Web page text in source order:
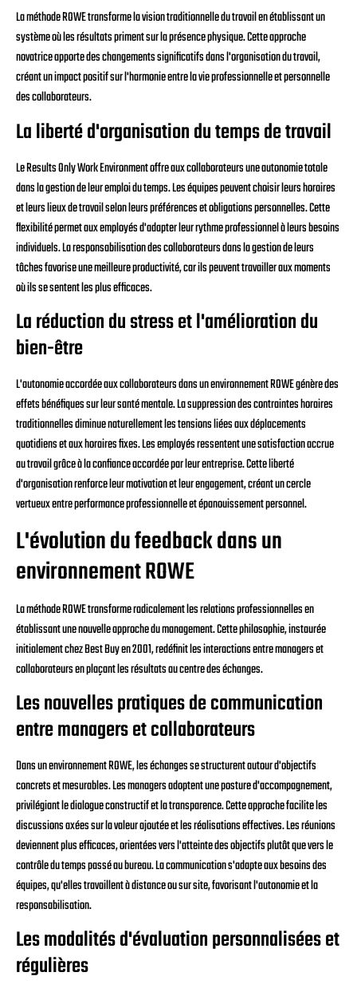
La méthode ROWE transforme la vision traditionnelle du travail en établissant un
système où les résultats priment sur la présence physique. Cette approche
novatrice apporte des changements significatifs dans l'organisation du travail,
créant un impact positif sur l'harmonie entre la vie professionnelle et personnelle
des collaborateurs.
La liberté d'organisation du temps de travail
Le Results Only Work Environment offre aux collaborateurs une autonomie totale
dans la gestion de leur emploi du temps. Les équipes peuvent choisir leurs horaires
et leurs lieux de travail selon leurs préférences et obligations personnelles. Cette
flexibilité permet aux employés d'adapter leur rythme professionnel à leurs besoins
individuels. La responsabilisation des collaborateurs dans la gestion de leurs
tâches favorise une meilleure productivité, car ils peuvent travailler aux moments
où ils se sentent les plus efficaces.
La réduction du stress et l'amélioration du
bien-être
L'autonomie accordée aux collaborateurs dans un environnement ROWE génère des
effets bénéfiques sur leur santé mentale. La suppression des contraintes horaires
traditionnelles diminue naturellement les tensions liées aux déplacements
quotidiens et aux horaires fixes. Les employés ressentent une satisfaction accrue
au travail grâce à la confiance accordée par leur entreprise. Cette liberté
d'organisation renforce leur motivation et leur engagement, créant un cercle
vertueux entre performance professionnelle et épanouissement personnel.
L'évolution du feedback dans un
environnement ROWE
La méthode ROWE transforme radicalement les relations professionnelles en
établissant une nouvelle approche du management. Cette philosophie, instaurée
initialement chez Best Buy en 2001, redéfinit les interactions entre managers et
collaborateurs en plaçant les résultats au centre des échanges.
Les nouvelles pratiques de communication
entre managers et collaborateurs
Dans un environnement ROWE, les échanges se structurent autour d'objectifs
concrets et mesurables. Les managers adoptent une posture d'accompagnement,
privilégiant le dialogue constructif et la transparence. Cette approche facilite les
discussions axées sur la valeur ajoutée et les réalisations effectives. Les réunions
deviennent plus efficaces, orientées vers l'atteinte des objectifs plutôt que vers le
contrôle du temps passé au bureau. La communication s'adapte aux besoins des
équipes, qu'elles travaillent à distance ou sur site, favorisant l'autonomie et la
responsabilisation.
Les modalités d'évaluation personnalisées et
régulières